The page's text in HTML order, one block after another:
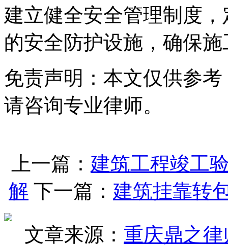
建立健全安全管理制度
的安全防护设施，确保
免责声明：本文仅供参
请咨询专业律师。
上一篇： 建筑工程竣工
解 下一篇： 建筑挂靠转
文章来源： 重庆鼎之